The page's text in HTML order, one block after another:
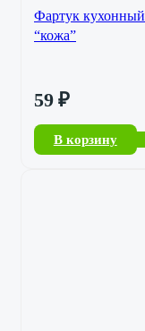
Фартук кухонный
“кожа”
59 ₽
В корзину